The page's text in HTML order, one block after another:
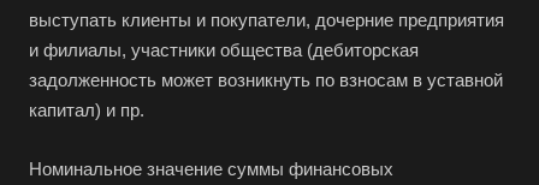
выступать клиенты и покупатели, дочерние предприятия
и филиалы, участники общества (дебиторская
задолженность может возникнуть по взносам в уставной
капитал) и пр.
Номинальное значение суммы финансовых